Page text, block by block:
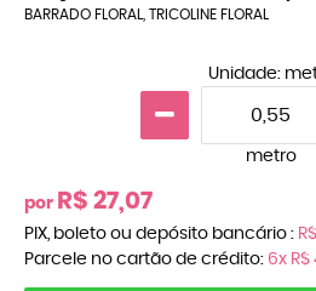
BARRADO FLORAL
TRICOLINE FLORAL
Unidade:
metro
por R$ 27,07
PIX, boleto ou depósito bancário :
Parcele no cartão de crédito: 6x R$